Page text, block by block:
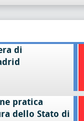
di
pratica
dello Stato di